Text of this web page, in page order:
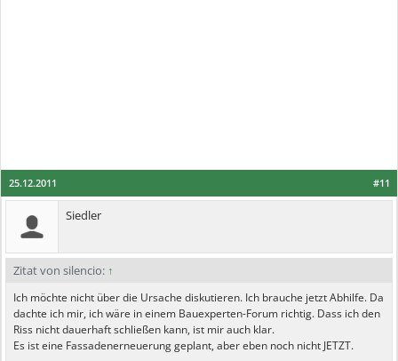
#11
25.12.2011
Siedler
Zitat von silencio: ↑
Ich möchte nicht über die Ursache diskutieren. Ich brauche jetzt Abhilfe. Da
dachte ich mir, ich wäre in einem Bauexperten-Forum richtig. Dass ich den
Riss nicht dauerhaft schließen kann, ist mir auch klar.
Es ist eine Fassadenerneuerung geplant, aber eben noch nicht JETZT.